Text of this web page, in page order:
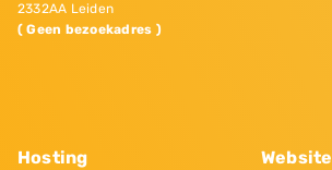
2332AA Leiden
( Geen bezoekadres )
Hosting Website